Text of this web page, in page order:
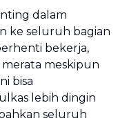
dalam
ke seluruh bagian
bekerja,
meskipun
bisa
lebih dingin
seluruh